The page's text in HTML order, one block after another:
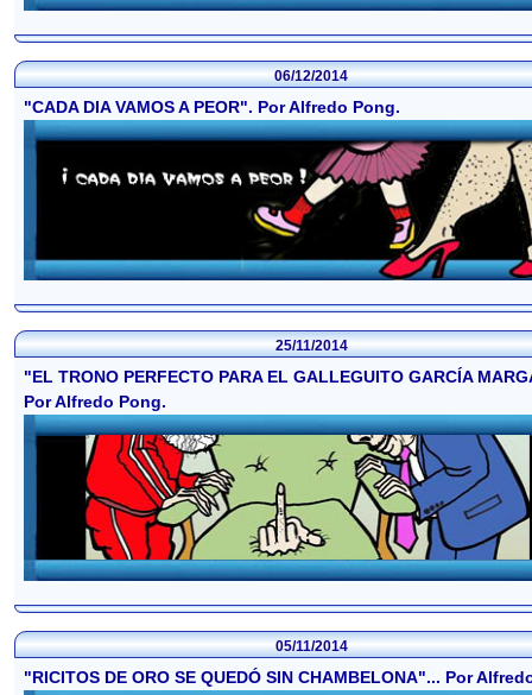
06/12/2014
"CADA DIA VAMOS A PEOR". Por Alfredo Pong.
25/11/2014
"EL TRONO PERFECTO PARA EL GALLEGUITO GARCÍA
Por Alfredo Pong.
05/11/2014
"RICITOS DE ORO SE QUEDÓ SIN CHAMBELONA"... Por